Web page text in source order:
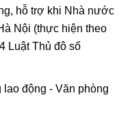
hỗ trợ khi Nhà nước
Nội (thực hiện theo
Luật Thủ đô số
động - Văn phòng